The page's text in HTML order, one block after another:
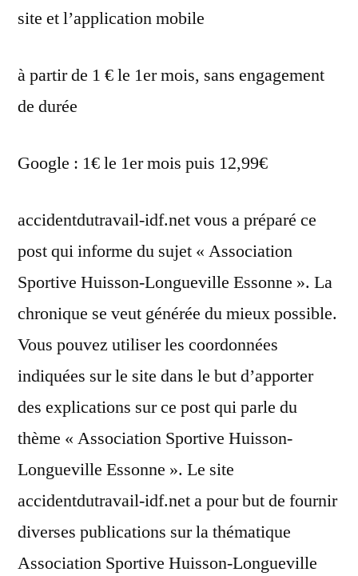
site et l’application mobile
à partir de 1 € le 1er mois, sans engagement
de durée
Google : 1€ le 1er mois puis 12,99€
accidentdutravail-idf.net vous a préparé ce
post qui informe du sujet « Association
Sportive Huisson-Longueville Essonne ». La
chronique se veut générée du mieux possible.
Vous pouvez utiliser les coordonnées
indiquées sur le site dans le but d’apporter
des explications sur ce post qui parle du
thème « Association Sportive Huisson-
Longueville Essonne ». Le site
accidentdutravail-idf.net a pour but de fournir
diverses publications sur la thématique
Association Sportive Huisson-Longueville